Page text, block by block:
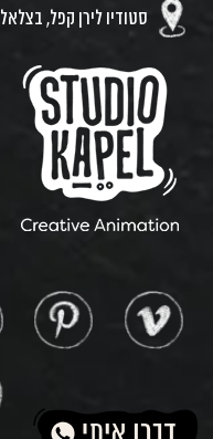
סטודיו לירן קפל, בצלאל 7 רמת גן קומה 3 5252107